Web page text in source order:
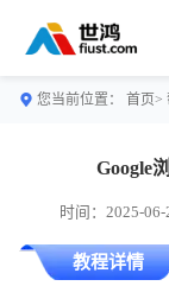
您当前位置： 首页>
Google
时间：2025-06-
教程详情